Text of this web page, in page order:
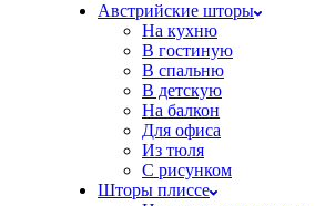
Австрийские шторы
На кухню
В гостиную
В спальню
В детскую
На балкон
Для офиса
Из тюля
С рисунком
Шторы плиссе